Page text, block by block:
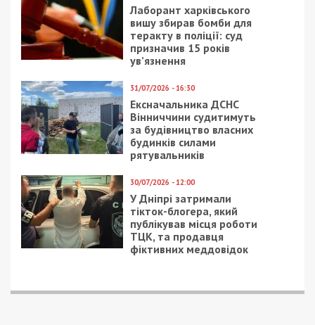
Лаборант харківського
вишу збирав бомби для
теракту в поліції: суд
призначив 15 років
ув’язнення
31/07/2026 - 16:30
Ексначальника ДСНС
Вінниччини судитимуть
за будівництво власних
будинків силами
рятувальників
30/07/2026 - 12:00
У Дніпрі затримали
тікток-блогера, який
публікував місця роботи
ТЦК, та продавця
фіктивних меддовідок